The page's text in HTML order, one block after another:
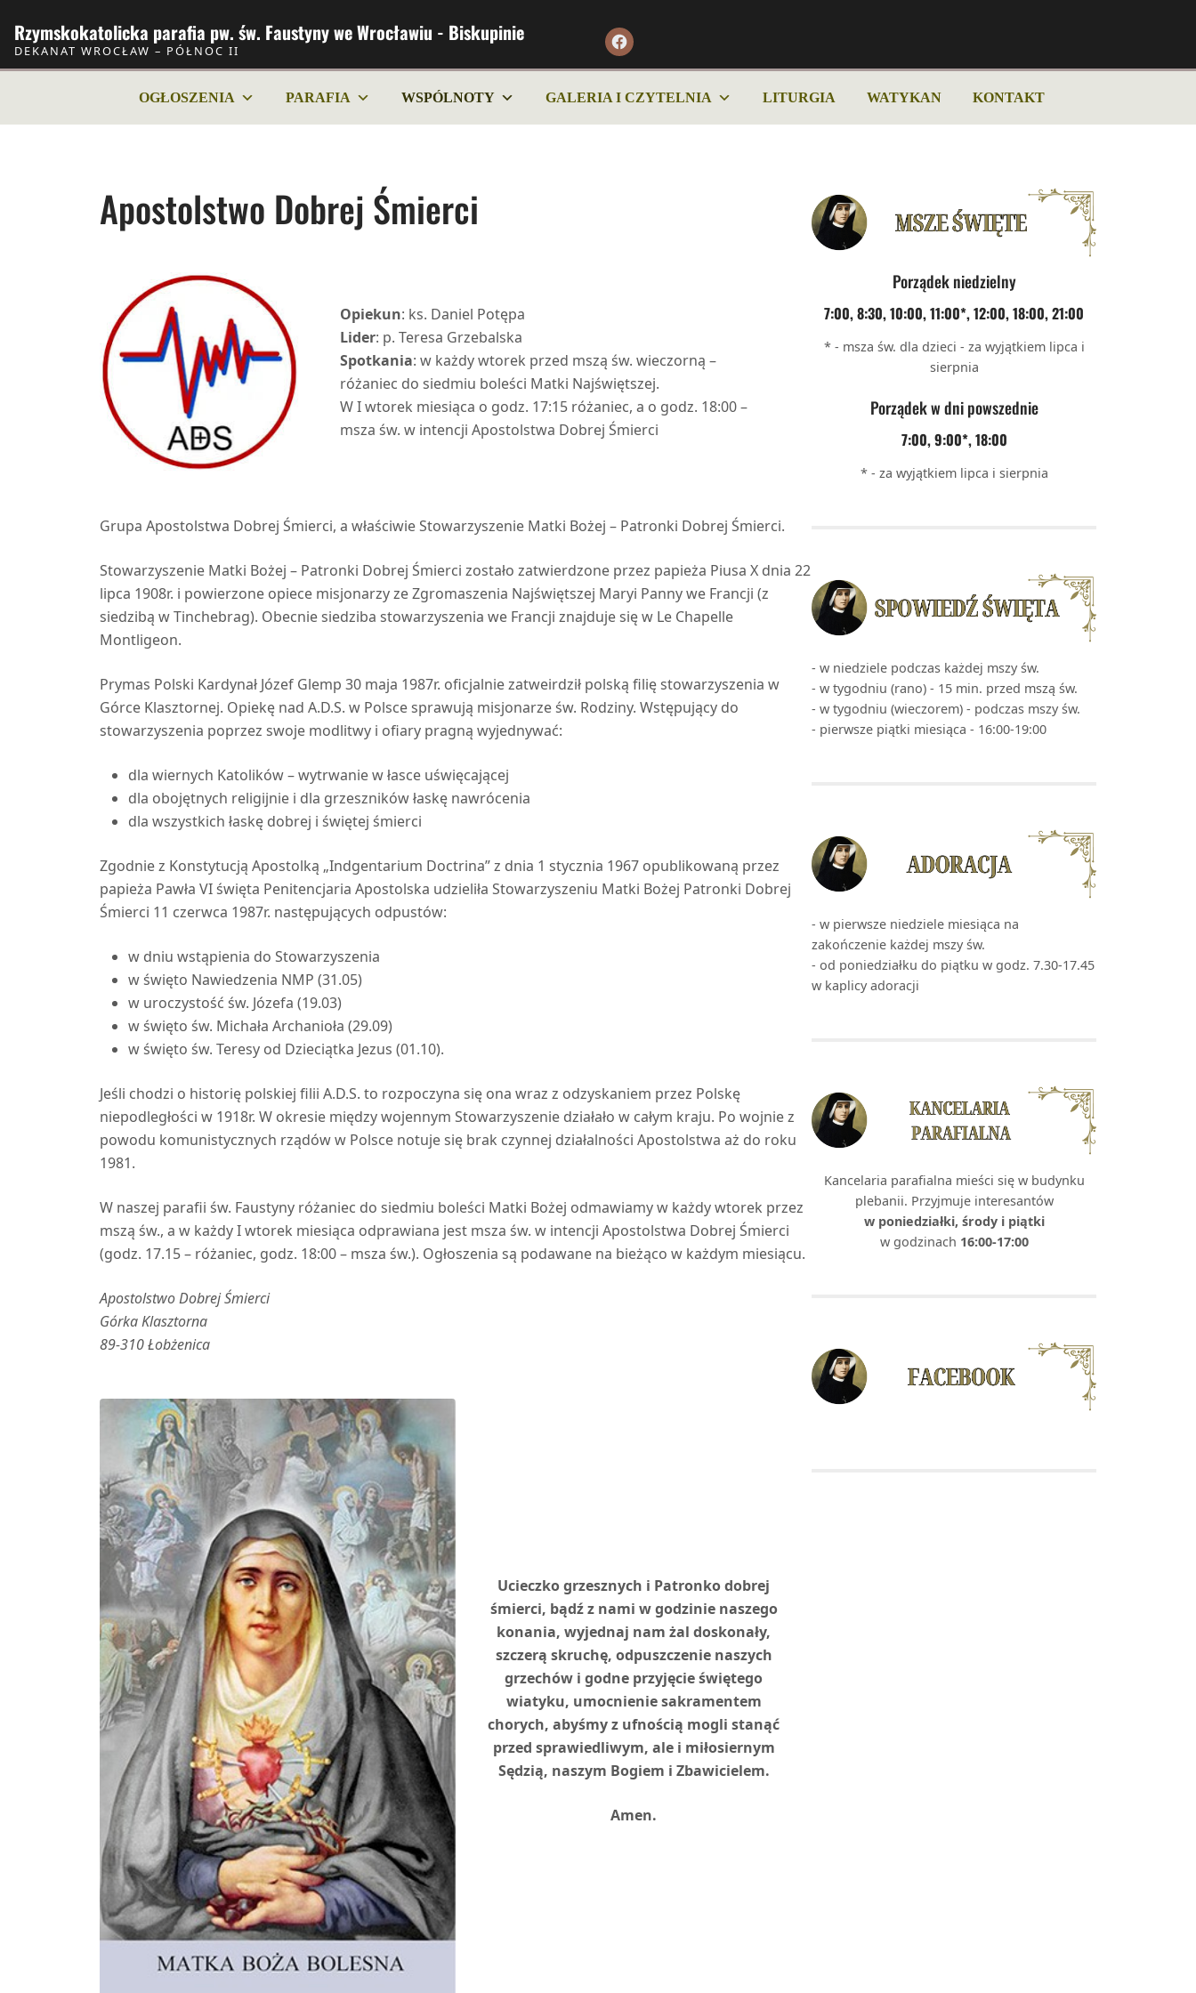
Rzymskokatolicka parafia pw. św. Faustyny we Wrocławiu - Biskupinie
DEKANAT WROCŁAW – PÓŁNOC II
OGŁOSZENIA PARAFIA WSPÓLNOTY GALERIA I CZYTELNIA LITURGIA WATYKAN KONTAKT
Apostolstwo Dobrej Śmierci
Opiekun: ks. Daniel Potępa
Lider: p. Teresa Grzebalska
Spotkania: w każdy wtorek przed mszą św. wieczorną –
różaniec do siedmiu boleści Matki Najświętszej.
W I wtorek miesiąca o godz. 17:15 różaniec, a o godz. 18:00 –
msza św. w intencji Apostolstwa Dobrej Śmierci
Grupa Apostolstwa Dobrej Śmierci, a właściwie Stowarzyszenie Matki Bożej – Patronki Dobrej Śmierci.
Stowarzyszenie Matki Bożej – Patronki Dobrej Śmierci zostało zatwierdzone przez papieża Piusa X dnia 22
lipca 1908r. i powierzone opiece misjonarzy ze Zgromaszenia Najświętszej Maryi Panny we Francji (z
siedzibą w Tinchebrag). Obecnie siedziba stowarzyszenia we Francji znajduje się w Le Chapelle
Montligeon.
Prymas Polski Kardynał Józef Glemp 30 maja 1987r. oficjalnie zatweirdził polską filię stowarzyszenia w
Górce Klasztornej. Opiekę nad A.D.S. w Polsce sprawują misjonarze św. Rodziny. Wstępujący do
stowarzyszenia poprzez swoje modlitwy i ofiary pragną wyjednywać:
dla wiernych Katolików – wytrwanie w łasce uświęcającej
dla obojętnych religijnie i dla grzeszników łaskę nawrócenia
dla wszystkich łaskę dobrej i świętej śmierci
Zgodnie z Konstytucją Apostolką „Indgentarium Doctrina” z dnia 1 stycznia 1967 opublikowaną przez
papieża Pawła VI święta Penitencjaria Apostolska udzieliła Stowarzyszeniu Matki Bożej Patronki Dobrej
Śmierci 11 czerwca 1987r. następujących odpustów:
w dniu wstąpienia do Stowarzyszenia
w święto Nawiedzenia NMP (31.05)
w uroczystość św. Józefa (19.03)
w święto św. Michała Archanioła (29.09)
w święto św. Teresy od Dzieciątka Jezus (01.10).
Jeśli chodzi o historię polskiej filii A.D.S. to rozpoczyna się ona wraz z odzyskaniem przez Polskę
niepodległości w 1918r. W okresie między wojennym Stowarzyszenie działało w całym kraju. Po wojnie z
powodu komunistycznych rządów w Polsce notuje się brak czynnej działalności Apostolstwa aż do roku
1981.
W naszej parafii św. Faustyny różaniec do siedmiu boleści Matki Bożej odmawiamy w każdy wtorek przez
mszą św., a w każdy I wtorek miesiąca odprawiana jest msza św. w intencji Apostolstwa Dobrej Śmierci
(godz. 17.15 – różaniec, godz. 18:00 – msza św.). Ogłoszenia są podawane na bieżąco w każdym miesiącu.
Apostolstwo Dobrej Śmierci
Górka Klasztorna
89-310 Łobżenica
Ucieczko grzesznych i Patronko dobrej
śmierci, bądź z nami w godzinie naszego
konania, wyjednaj nam żal doskonały,
szczerą skruchę, odpuszczenie naszych
grzechów i godne przyjęcie świętego
wiatyku, umocnienie sakramentem
chorych, abyśmy z ufnością mogli stanąć
przed sprawiedliwym, ale i miłosiernym
Sędzią, naszym Bogiem i Zbawicielem.
Amen.
Porządek niedzielny
7:00, 8:30, 10:00, 11:00*, 12:00, 18:00, 21:00
* - msza św. dla dzieci - za wyjątkiem lipca i
sierpnia
Porządek w dni powszednie
7:00, 9:00*, 18:00
* - za wyjątkiem lipca i sierpnia
- w niedziele podczas każdej mszy św.
- w tygodniu (rano) - 15 min. przed mszą św.
- w tygodniu (wieczorem) - podczas mszy św.
- pierwsze piątki miesiąca - 16:00-19:00
- w pierwsze niedziele miesiąca na
zakończenie każdej mszy św.
- od poniedziałku do piątku w godz. 7.30-17.45
w kaplicy adoracji
Kancelaria parafialna mieści się w budynku
plebanii. Przyjmuje interesantów
w poniedziałki, środy i piątki
w godzinach 16:00-17:00